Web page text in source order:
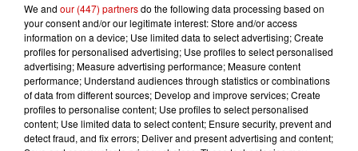
Destination Vacances : inscrivez-
vous !
We and our (447) partnersdo the following data processing based on
your consent and/or our legitimate interest: Store and/or access
information on a device; Use limited data to select advertising; Create
profiles for personalised advertising; Use profiles to select personalised
advertising; Measure advertising performance; Measure content
performance; Understand audiences through statistics or combinations
of data from different sources; Develop and improve services; Create
profiles to personalise content; Use profiles to select personalised
content; Use limited data to select content; Ensure security, prevent and
detect fraud, and fix errors; Deliver and present advertising and content;